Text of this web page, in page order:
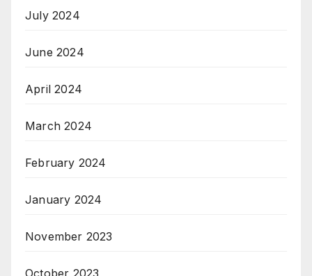
July 2024
June 2024
April 2024
March 2024
February 2024
January 2024
November 2023
October 2023